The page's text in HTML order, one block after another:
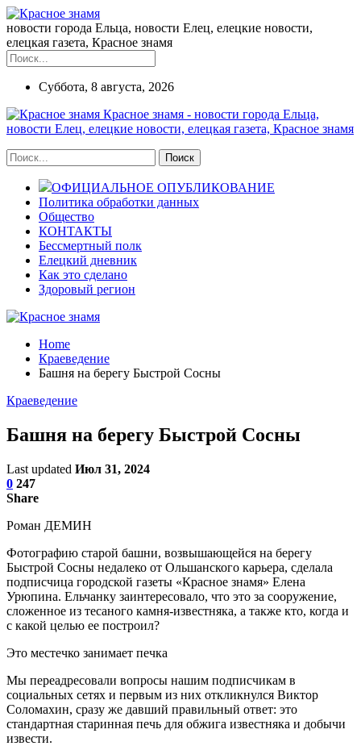
новости города Ельца, новости Елец, елецкие новости,
елецкая газета, Красное знамя
Суббота, 8 августа, 2026
Красное знамя - новости города Ельца,
новости Елец, елецкие новости, елецкая газета, Красное знамя
ОФИЦИАЛЬНОЕ ОПУБЛИКОВАНИЕ
Политика обработки данных
Общество
КОНТАКТЫ
Бессмертный полк
Елецкий дневник
Как это сделано
Здоровый регион
Home
Краеведение
Башня на берегу Быстрой Сосны
Краеведение
Башня на берегу Быстрой Сосны
Last updated Июл 31, 2024
0 247
Share
Роман ДЕМИН
Фотографию старой башни, возвышающейся на берегу
Быстрой Сосны недалеко от Ольшанского карьера, сделала
подписчица городской газеты «Красное знамя» Елена
Урюпина. Ельчанку заинтересовало, что это за сооружение,
сложенное из тесаного камня-известняка, а также кто, когда и
с какой целью ее построил?
Это местечко занимает печка
Мы переадресовали вопросы нашим подписчикам в
социальных сетях и первым из них откликнулся Виктор
Соломахин, сразу же давший правильный ответ: это
стандартная старинная печь для обжига известняка и добычи
извести.